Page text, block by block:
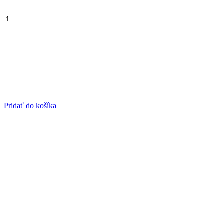
Pridať do košíka